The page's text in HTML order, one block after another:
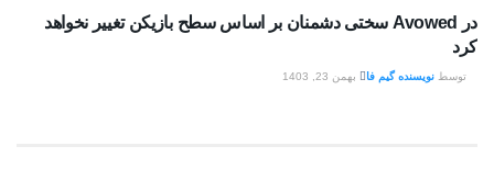
در Avowed سختی دشمنان بر اساس سطح بازیکن تغییر نخواهد
کرد
توسط نویسنده گیم فا بهمن 23, 1403